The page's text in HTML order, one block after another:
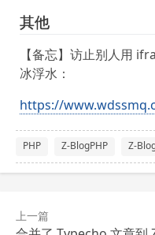
其他
【备忘】访止别人用
冰浮水：
https://
PHP Z-BlogPHP Z-
上一篇